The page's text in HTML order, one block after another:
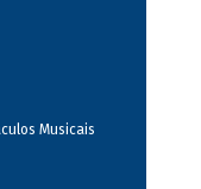
Musicais